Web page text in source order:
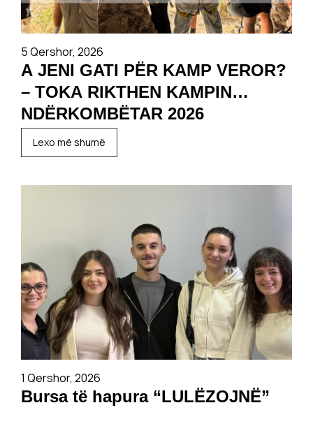
5 Qershor, 2026
A JENI GATI PËR KAMP VEROR?
– TOKA RIKTHEN KAMPIN
NDËRKOMBËTAR 2026
Lexo më shumë
1 Qershor, 2026
Bursa të hapura “LULËZOJNË”